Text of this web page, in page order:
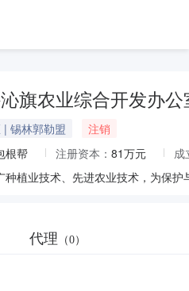
旗农业综合开发办公
| 锡林郭勒盟
注销
根帮 注册资本： 81万元
成
代理 （0）